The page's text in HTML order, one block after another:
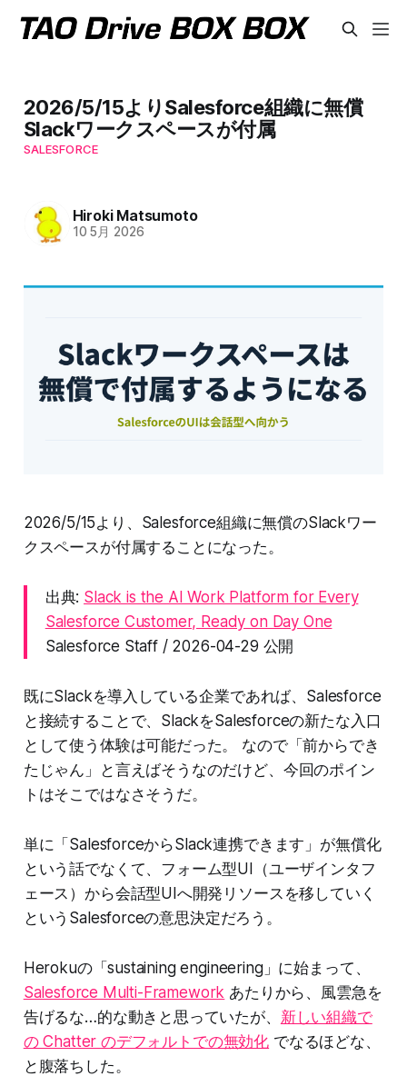
2026/5/15よりSalesforce組織に無償
Slackワークスペースが付属
SALESFORCE
Hiroki Matsumoto
10 5月 2026
2026/5/15より、Salesforce組織に無償のSlackワー
クスペースが付属することになった。
出典: Slack is the AI Work Platform for Every
Salesforce Customer, Ready on Day One
Salesforce Staff / 2026-04-29 公開
既にSlackを導入している企業であれば、Salesforce
と接続することで、SlackをSalesforceの新たな入口
として使う体験は可能だった。 なので「前からでき
たじゃん」と言えばそうなのだけど、今回のポイン
トはそこではなさそうだ。
単に「SalesforceからSlack連携できます」が無償化
という話でなくて、フォーム型UI（ユーザインタフ
ェース）から会話型UIへ開発リソースを移していく
というSalesforceの意思決定だろう。
Herokuの「sustaining engineering」に始まって、
Salesforce Multi-Framework あたりから、風雲急を
告げるな…的な動きと思っていたが、 新しい組織で
の Chatter のデフォルトでの無効化 でなるほどな、
と腹落ちした。